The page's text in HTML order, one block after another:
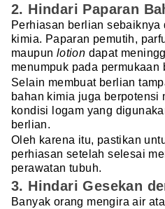
2. Hindari Paparan
Perhiasan berlian
kimia. Paparan pemutih,
maupun lotion dapat
menumpuk pada permukaan
Selain membuat berlian
bahan kimia juga berpotensi
kondisi logam yang
berlian.
Oleh karena itu, pastikan
perhiasan setelah selesai
perawatan tubuh.
3. Hindari Gesekan
Banyak orang mengira air